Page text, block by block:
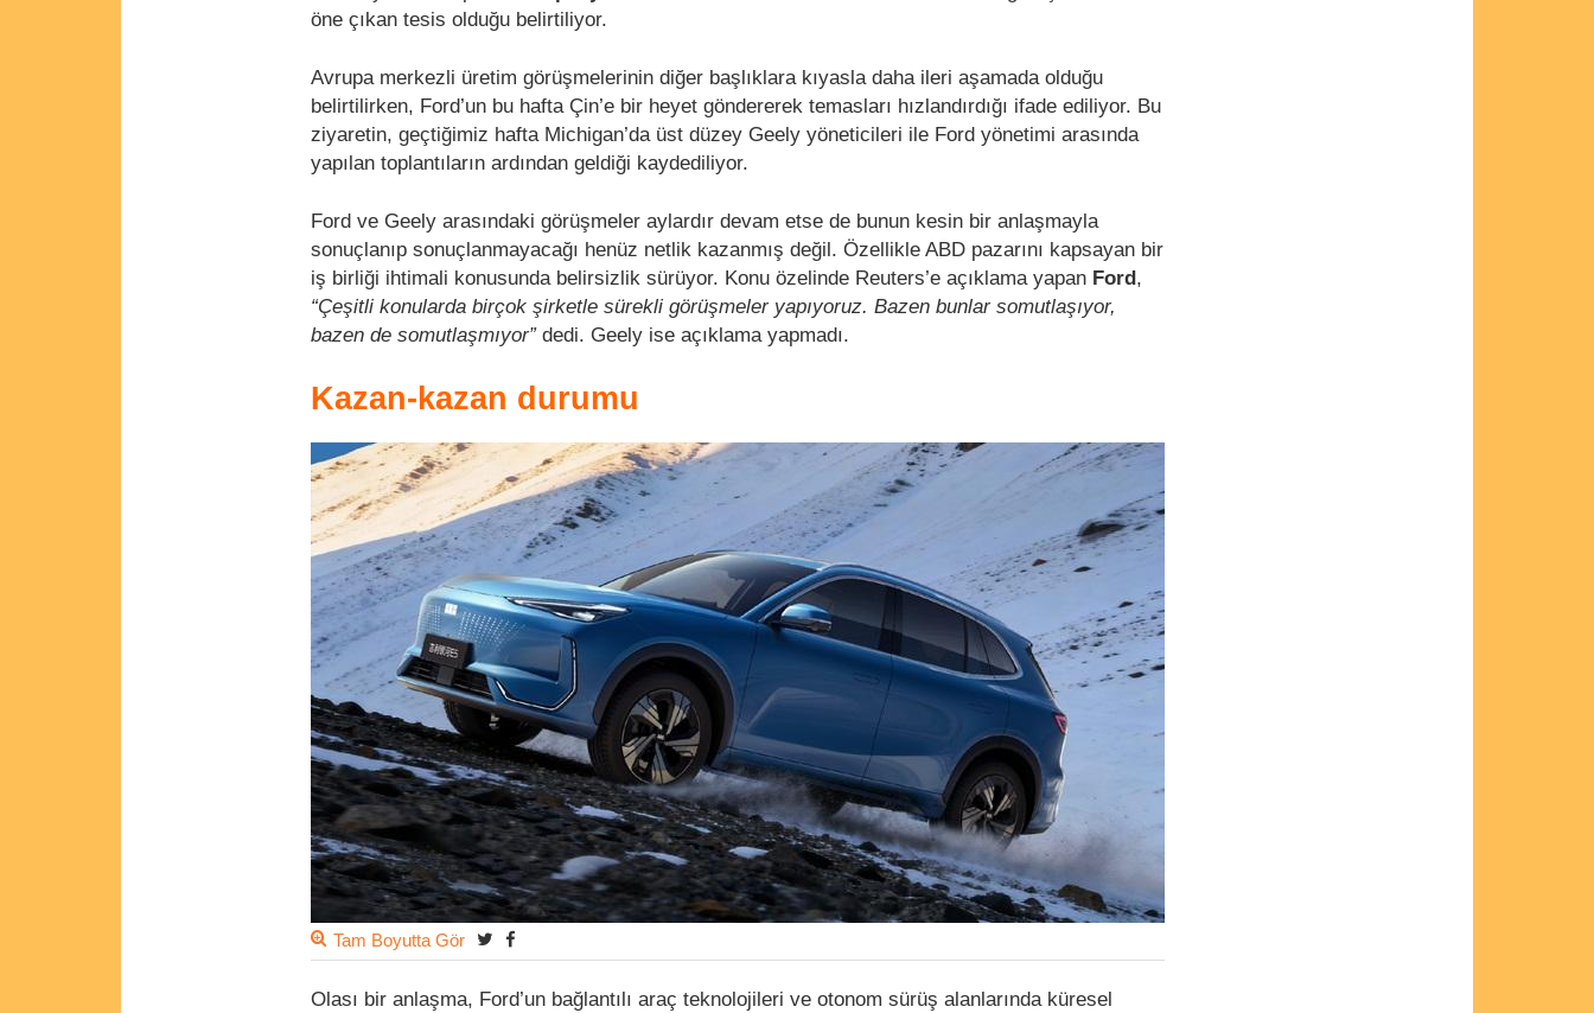
öne çıkan tesis olduğu belirtiliyor.
Avrupa merkezli üretim görüşmelerinin diğer başlıklara kıyasla daha ileri aşamada olduğu
belirtilirken, Ford’un bu hafta Çin’e bir heyet göndererek temasları hızlandırdığı ifade ediliyor. Bu
ziyaretin, geçtiğimiz hafta Michigan’da üst düzey Geely yöneticileri ile Ford yönetimi arasında
yapılan toplantıların ardından geldiği kaydediliyor.
Ford ve Geely arasındaki görüşmeler aylardır devam etse de bunun kesin bir anlaşmayla
sonuçlanıp sonuçlanmayacağı henüz netlik kazanmış değil. Özellikle ABD pazarını kapsayan bir
iş birliği ihtimali konusunda belirsizlik sürüyor. Konu özelinde Reuters’e açıklama yapan Ford,
“Çeşitli konularda birçok şirketle sürekli görüşmeler yapıyoruz. Bazen bunlar somutlaşıyor,
bazen de somutlaşmıyor”dedi. Geely ise açıklama yapmadı.
Kazan-kazan durumu
Tam Boyutta Gör
Olası bir anlaşma, Ford’un bağlantılı araç teknolojileri ve otonom sürüş alanlarında küresel